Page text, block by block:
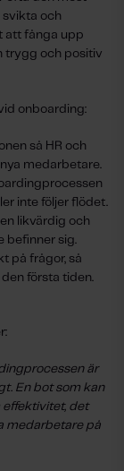
och
att fånga upp
trygg och positiv
onboarding:
så HR och
medarbetare.
inte följer flödet.
likvärdig och
befinner sig.
på frågor, så
första tiden.
är
En bot som kan
effektivitet, det
medarbetare på